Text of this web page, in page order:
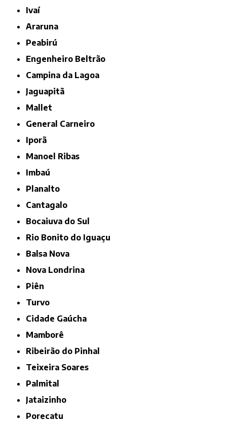
Ivaí
Araruna
Peabirú
Engenheiro Beltrão
Campina da Lagoa
Jaguapitã
Mallet
General Carneiro
Iporã
Manoel Ribas
Imbaú
Planalto
Cantagalo
Bocaiuva do Sul
Rio Bonito do Iguaçu
Balsa Nova
Nova Londrina
Piên
Turvo
Cidade Gaúcha
Mamborê
Ribeirão do Pinhal
Teixeira Soares
Palmital
Jataizinho
Porecatu